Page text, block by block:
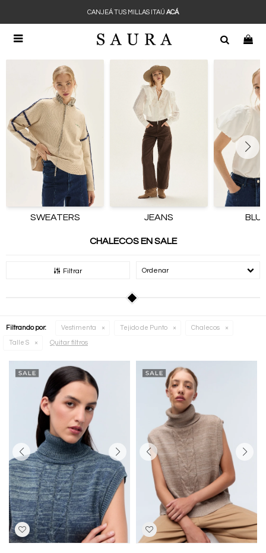

CANJEÁ TUS MILLAS ITAÚ ACÁ
SWEATERS JEANS
CHALECOS EN SALE
Filtrar Recomendados
Filtrando por: Vestimenta Tejido de Punto Chalecos
Talle S Quitar filtros